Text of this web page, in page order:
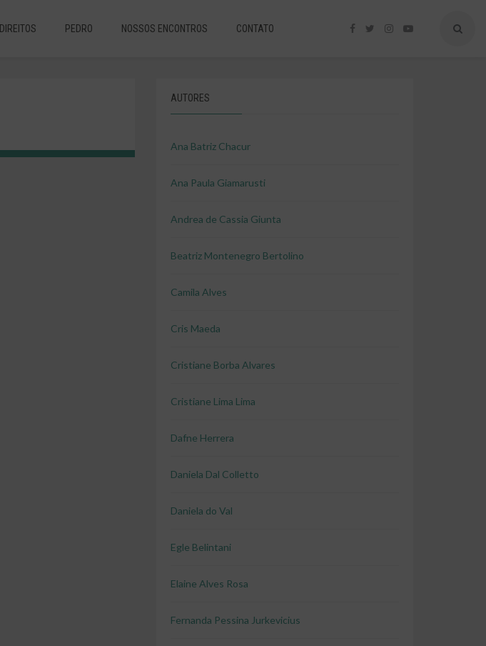
DIREITOS PEDRO NOSSOS ENCONTROS CONTATO
AUTORES
Ana Batriz Chacur
Ana Paula Giamarusti
Andrea de Cassia Giunta
Beatriz Montenegro Bertolino
Camila Alves
Cris Maeda
Cristiane Borba Alvares
Cristiane Lima Lima
Dafne Herrera
Daniela Dal Colletto
Daniela do Val
Egle Belintani
Elaine Alves Rosa
Fernanda Pessina Jurkevicius